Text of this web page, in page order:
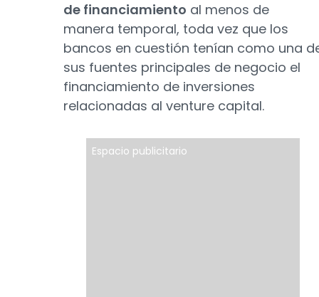
de financiamiento al menos de
manera temporal, toda vez que los
bancos en cuestión tenían como una
sus fuentes principales de negocio el
financiamiento de inversiones
relacionadas al venture capital.
Espacio publicitario